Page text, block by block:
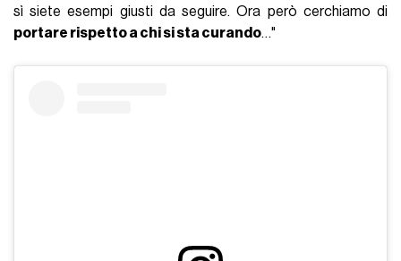
sì siete esempi giusti da seguire. Ora però cerchiamo di
portare rispetto a chi si sta curando…"